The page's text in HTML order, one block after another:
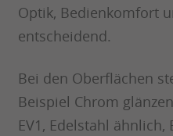
Optik, Bedienkomfort
entscheidend.
Bei den Oberflächen
Beispiel Chrom
EV1, Edelstahl